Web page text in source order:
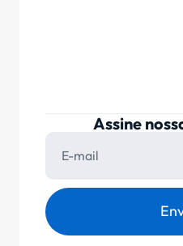
Assine